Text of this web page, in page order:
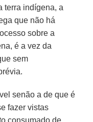
terra indígena, a
que não há
sobre a
é a vez da
sem
senão a de que é
fazer vistas
consumado de